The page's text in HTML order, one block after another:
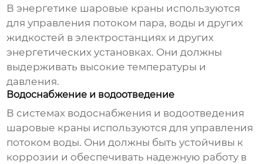
В энергетике шаровые краны используются
для управления потоком пара, воды и других
жидкостей в электростанциях и других
энергетических установках. Они должны
выдерживать высокие температуры и
давления.
Водоснабжение и водоотведение
В системах водоснабжения и водоотведения
шаровые краны используются для управления
потоком воды. Они должны быть устойчивы к
коррозии и обеспечивать надежную работу в